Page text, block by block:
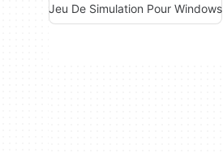
Jeu De Simulation Pour Windows